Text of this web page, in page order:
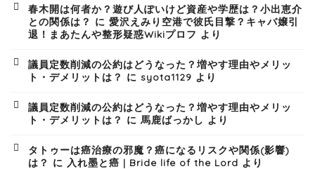
春木開は何者か？遊び人ぽいけど資産や学歴は？小出恵介
との関係は？ に 愛沢えみり空港で彼氏目撃？キャバ嬢引
退！まあたんや整形疑惑Wikiプロフ より
議員定数削減の公約はどうなった？増やす理由やメリッ
ト・デメリットは？ に syota1129 より
議員定数削減の公約はどうなった？増やす理由やメリッ
ト・デメリットは？ に 馬鹿ばっかし より
タトゥーは癌治療の邪魔？癌になるリスクや関係(影響)
は？ に 入れ墨と癌 | Bride life of the Lord より